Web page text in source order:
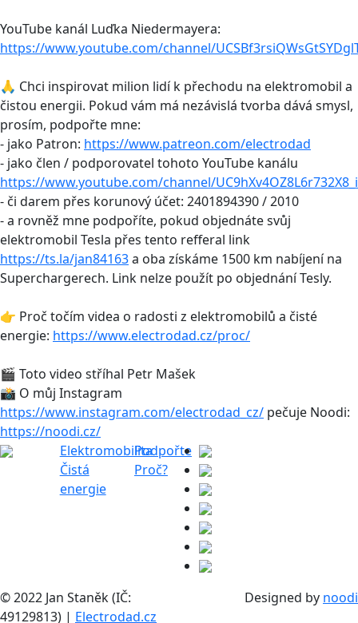
YouTube kanál Luďka Niedermayera:
https://www.youtube.com/channel/
🙏 Chci inspirovat milion lidí k přechodu na elektromobil a
čistou energii. Pokud vám má nezávislá tvorba dává smysl,
prosím, podpořte mne:
- jako Patron: https://www.patreon.com/electrodad
- jako člen / podporovatel tohoto YouTube kanálu
https://www.youtube.com/channel/
- či darem přes korunový účet: 2401894390 / 2010
- a rovněž mne podpoříte, pokud objednáte svůj
elektromobil Tesla přes tento refferal link
https://ts.la/jan84163a oba získáme 1500 km nabíjení na
Superchargerech. Link nelze použít po objednání Tesly.
👉 Proč točím videa o radosti z elektromobilů a čisté
energie: https://www.electrodad.cz/proc/
🎬 Toto video stříhal Petr Mašek
📸 O můj Instagram
https://www.instagram.com/electrodad_cz/ pečuje Noodi:
https://noodi.cz/
Elektromobilita
Čistá
energie
Podpořte
Proč?
© 2022 Jan Staněk (IČ:
49129813) | Electrodad.cz
Designed by noodi